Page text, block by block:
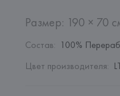
Размер: 190 × 70
Состав: 100%
Цвет производителя: